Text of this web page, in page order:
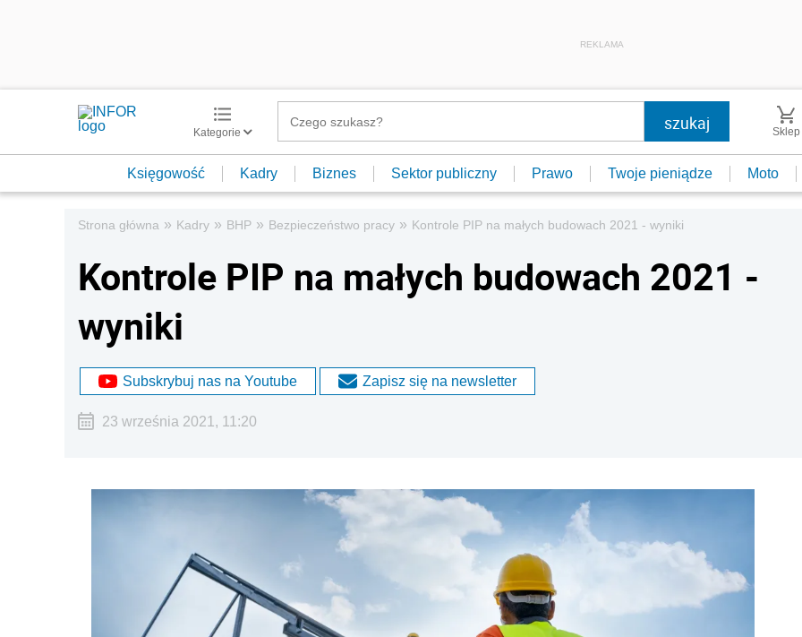
REKLAMA
Kategorie Sklep
Księgowość Kadry Biznes Sektor publiczny Prawo Twoje pieniądze Moto
Strona główna » Kadry » BHP » Bezpieczeństwo pracy » Kontrole PIP na małych budowach 2021 - wyniki
Kontrole PIP na małych budowach 2021 -
wyniki
Subskrybuj nas na Youtube Zapisz się na newsletter
23 września 2021, 11:20